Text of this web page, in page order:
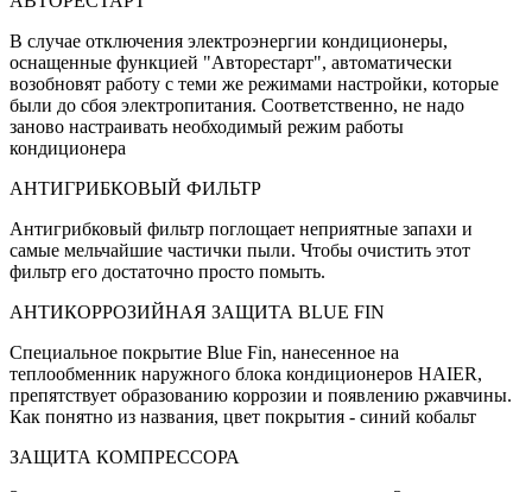
В случае отключения электроэнергии кондиционеры,
оснащенные функцией "Авторестарт", автоматически
возобновят работу с теми же режимами настройки, которые
были до сбоя электропитания. Соответственно, не надо
заново настраивать необходимый режим работы
кондиционера
АНТИГРИБКОВЫЙ ФИЛЬТР
Антигрибковый фильтр поглощает неприятные запахи и
самые мельчайшие частички пыли. Чтобы очистить этот
фильтр его достаточно просто помыть.
АНТИКОРРОЗИЙНАЯ ЗАЩИТА BLUE FIN
Специальное покрытие Blue Fin, нанесенное на
теплообменник наружного блока кондиционеров HAIER,
препятствует образованию коррозии и появлению ржавчины.
Как понятно из названия, цвет покрытия - синий кобальт
ЗАЩИТА КОМПРЕССОРА